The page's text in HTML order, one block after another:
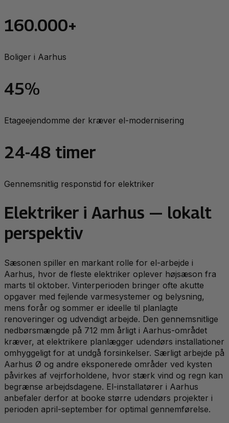
160.000+
Boliger i Aarhus
45%
Etageejendomme der kræver el-modernisering
24-48 timer
Gennemsnitlig responstid for elektriker
Elektriker i Aarhus — lokalt
perspektiv
Sæsonen spiller en markant rolle for el-arbejde i
Aarhus, hvor de fleste elektriker oplever højsæson fra
marts til oktober. Vinterperioden bringer ofte akutte
opgaver med fejlende varmesystemer og belysning,
mens forår og sommer er ideelle til planlagte
renoveringer og udvendigt arbejde. Den gennemsnitlige
nedbørsmængde på 712 mm årligt i Aarhus-området
kræver, at elektrikere planlægger udendørs installationer
omhyggeligt for at undgå forsinkelser. Særligt arbejde på
Aarhus Ø og andre eksponerede områder ved kysten
påvirkes af vejrforholdene, hvor stærk vind og regn kan
begrænse arbejdsdagene. El-installatører i Aarhus
anbefaler derfor at booke større udendørs projekter i
perioden april-september for optimal gennemførelse.